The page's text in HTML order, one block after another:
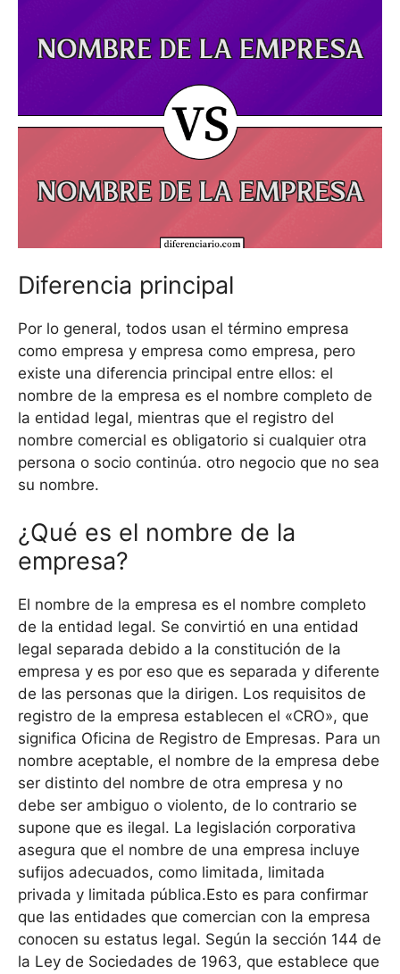
Diferencia principal
Por lo general, todos usan el término empresa
como empresa y empresa como empresa, pero
existe una diferencia principal entre ellos: el
nombre de la empresa es el nombre completo de
la entidad legal, mientras que el registro del
nombre comercial es obligatorio si cualquier otra
persona o socio continúa. otro negocio que no sea
su nombre.
¿Qué es el nombre de la
empresa?
El nombre de la empresa es el nombre completo
de la entidad legal. Se convirtió en una entidad
legal separada debido a la constitución de la
empresa y es por eso que es separada y diferente
de las personas que la dirigen. Los requisitos de
registro de la empresa establecen el «CRO», que
significa Oficina de Registro de Empresas. Para un
nombre aceptable, el nombre de la empresa debe
ser distinto del nombre de otra empresa y no
debe ser ambiguo o violento, de lo contrario se
supone que es ilegal. La legislación corporativa
asegura que el nombre de una empresa incluye
sufijos adecuados, como limitada, limitada
privada y limitada pública.Esto es para confirmar
que las entidades que comercian con la empresa
conocen su estatus legal. Según la sección 144 de
la Ley de Sociedades de 1963, que establece que